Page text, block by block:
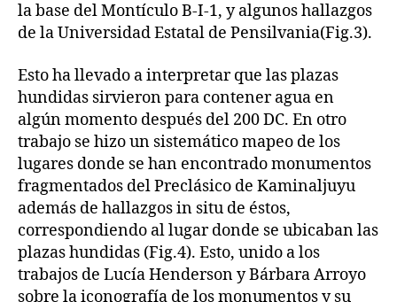
la base del Montículo B-I-1, y algunos hallazgos
de la Universidad Estatal de Pensilvania(Fig.3).
Esto ha llevado a interpretar que las plazas
hundidas sirvieron para contener agua en
algún momento después del 200 DC. En otro
trabajo se hizo un sistemático mapeo de los
lugares donde se han encontrado monumentos
fragmentados del Preclásico de Kaminaljuyu
además de hallazgos in situ de éstos,
correspondiendo al lugar donde se ubicaban las
plazas hundidas (Fig.4). Esto, unido a los
trabajos de Lucía Henderson y Bárbara Arroyo
sobre la iconografía de los monumentos y su